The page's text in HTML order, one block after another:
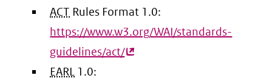
ACT Rules Format 1.0:
https://www.w3.org/WAI/standards-
guidelines/act/(externe
EARL 1.0: